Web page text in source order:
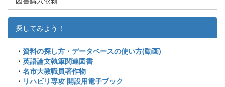
探してみよう！
・ 資料の探し方・データベースの使い方(動画)
・ 英語論文執筆関連図書
・ 名市大教職員著作物
・ リハビリ専攻 開設用電子ブック